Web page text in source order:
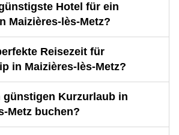
Hotel für ein
Maizières-lès-Metz?
Reisezeit für
in Maizières-lès-Metz?
günstigen Kurzurlaub in
Metz buchen?